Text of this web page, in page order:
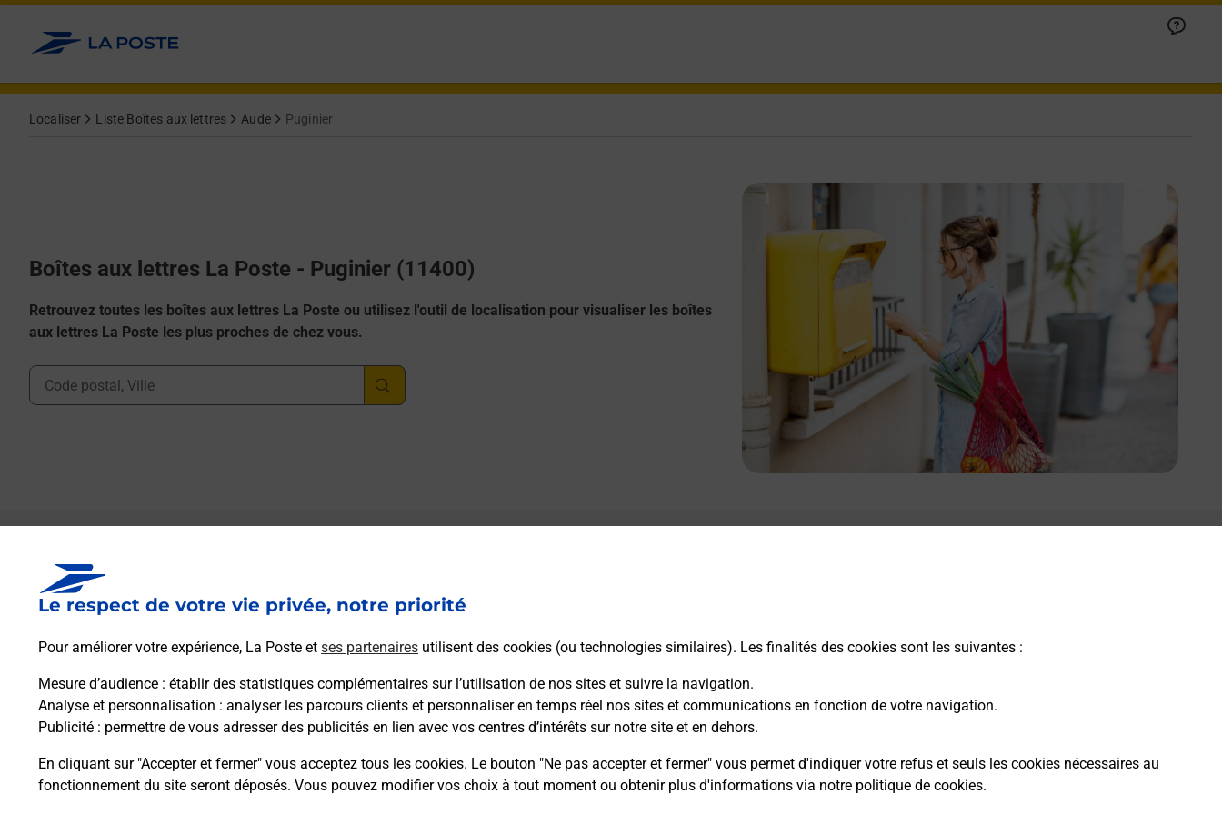
Le respect de votre vie privée, notre priorité
Pour améliorer votre expérience, La Poste et ses partenaires utilisent des cookies (ou technologies similaires). Les finalités des cookies sont les suivantes :
Mesure d’audience : établir des statistiques complémentaires sur l’utilisation de nos sites et suivre la navigation.
Analyse et personnalisation : analyser les parcours clients et personnaliser en temps réel nos sites et communications en fonction de votre navigation.
Publicité : permettre de vous adresser des publicités en lien avec vos centres d’intérêts sur notre site et en dehors.
En cliquant sur "Accepter et fermer" vous acceptez tous les cookies. Le bouton "Ne pas accepter et fermer" vous permet d'indiquer votre refus et seuls les cookies nécessaires au
fonctionnement du site seront déposés. Vous pouvez modifier vos choix à tout moment ou obtenir plus d'informations via notre politique de cookies.
Allez au contenu
Localiser Liste Boîtes aux lettres Aude Puginier
Boîtes aux lettres La Poste - Puginier (11400)
Retrouvez toutes les boîtes aux lettres La Poste ou utilisez l'outil de localisation pour visualiser les boîtes
aux lettres La Poste les plus proches de chez vous.
Ville, Département, Code Postal
Boîte aux lettres La Poste
Prochaine collecte du courrier samedi à
11400 Puginier
Itinéraire